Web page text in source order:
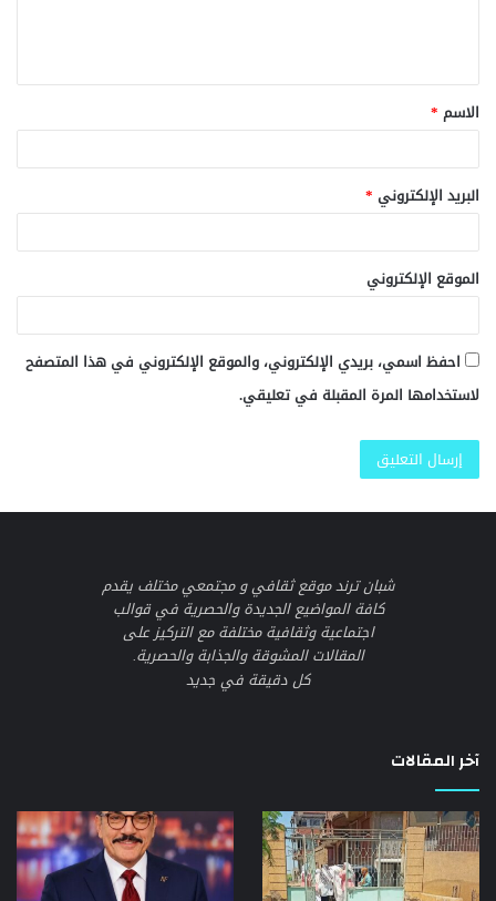
ق
*
الاسم *
البريد الإلكتروني *
الموقع الإلكتروني
احفظ اسمي، بريدي الإلكتروني، والموقع الإلكتروني في هذا المتصفح
لاستخدامها المرة المقبلة في تعليقي.
شبان ترند موقع ثقافي و مجتمعي مختلف يقدم
كافة المواضيع الجديدة والحصرية في قوالب
اجتماعية وثقافية مختلفة مع التركيز على
المقالات المشوقة والجذابة والحصرية.
كل دقيقة في جديد
آخر المقالات